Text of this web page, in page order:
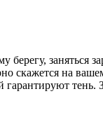
заняться
скажется на
тень.